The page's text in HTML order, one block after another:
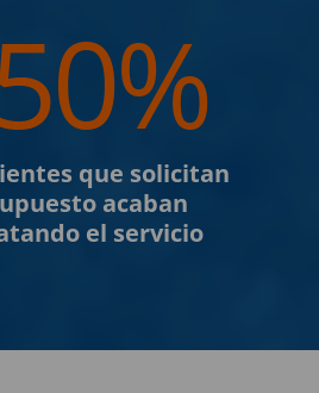
que solicitan
acaban
el servicio